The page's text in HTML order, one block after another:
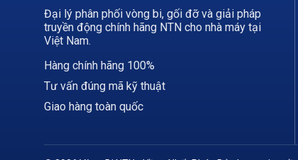
Đại lý phân phối vòng bi, gối đỡ và giải pháp
truyền động chính hãng NTN cho nhà máy tại
Việt Nam.
Hàng chính hãng 100%
Tư vấn đúng mã kỹ thuật
Giao hàng toàn quốc